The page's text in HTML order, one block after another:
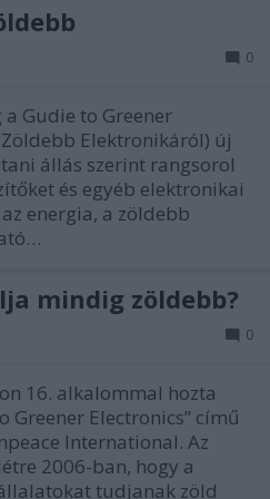
0
Gudie to Greener
Elektronikáról) új
állás szerint rangsorol
és egyéb elektronikai
energia, a zöldebb
mindig zöldebb?
0
16. alkalommal hozta
Greener Electronics” című
International. Az
2006-ban, hogy a
tudjanak zöld